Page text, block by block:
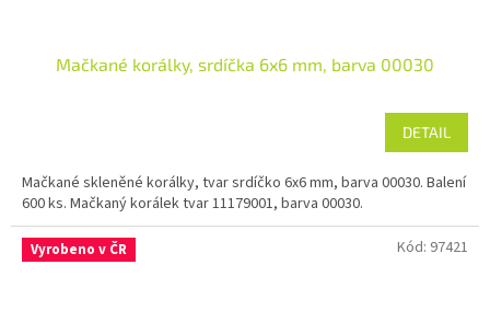
Mačkané korálky, srdíčka 6x6 mm, barva 00030
DETAIL
Mačkané skleněné korálky, tvar srdíčko 6x6 mm, barva 00030. Balení
600 ks. Mačkaný korálek tvar 11179001, barva 00030.
Vyrobeno v ČR Kód: 97421